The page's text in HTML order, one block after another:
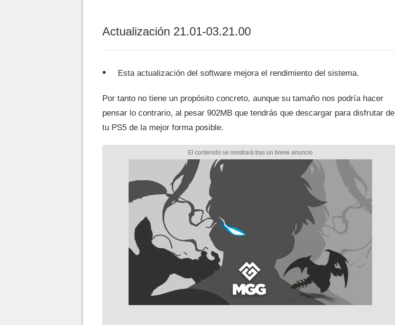
Actualización 21.01-03.21.00
Esta actualización del software mejora el rendimiento del sistema.
Por tanto no tiene un propósito concreto, aunque su tamaño nos podría hacer
pensar lo contrario, al pesar 902MB que tendrás que descargar para disfrutar de
tu PS5 de la mejor forma posible.